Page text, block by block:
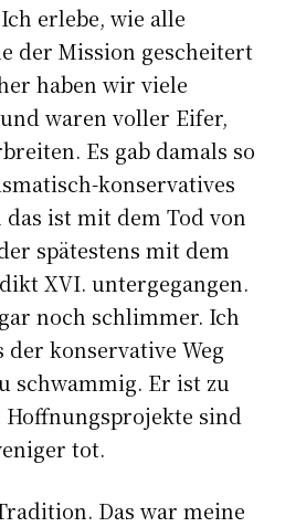
erlebe, wie alle
der Mission gescheitert
haben wir viele
waren voller Eifer,
Es gab damals so
konservatives
ist mit dem Tod von
spätestens mit dem
XVI. untergegangen.
noch schlimmer. Ich
der konservative Weg
schwammig. Er ist zu
sind
tot.
Das war meine